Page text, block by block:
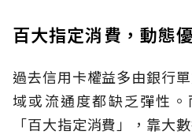
百大指定消費，動態
過去信用卡權益多由銀行
域或流通度都缺乏彈性
「百大指定消費」，靠大